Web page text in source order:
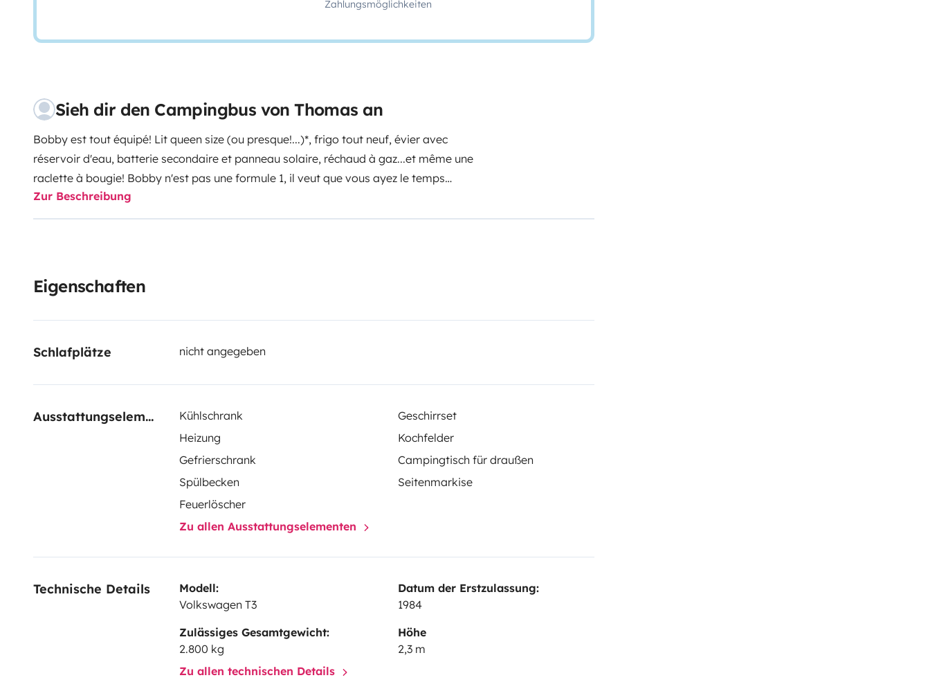
Zahlungsmöglichkeiten
Sieh dir den Campingbus von Thomas an
Bobby est tout équipé! Lit queen size (ou presque!...)*, frigo tout neuf, évier avec
réservoir d'eau, batterie secondaire et panneau solaire, réchaud à gaz...et même une
raclette à bougie! Bobby n'est pas une formule 1, il veut que vous ayez le temps
d'admirer le paysage! Il refuse donc de prendre l'autoroute et ne dépasse jamais les
90 à l'heure. Bobby habite à Trangy, d'où il peut vous emmener pour tout un tas
risques!
*Nota : seul le matelas est fourni, pensez à vos draps, couettes et oreillers !
Zur Beschreibung
Eigenschaften
Schlafplätze nicht angegeben
Ausstattungselemente Kühlschrank
Geschirrset
Heizung
Kochfelder
Gefrierschrank
Campingtisch für draußen
Spülbecken
Seitenmarkise
Feuerlöscher
Zu allen Ausstattungselementen
Technische Details
Modell:
Volkswagen T3
Datum der Erstzulassung:
1984
Zulässiges Gesamtgewicht:
2.800 kg
Höhe
2,3 m
Zu allen technischen Details